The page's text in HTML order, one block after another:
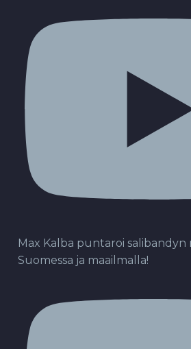
Max Kalba puntaroi salibandyn
Suomessa ja maailmalla!